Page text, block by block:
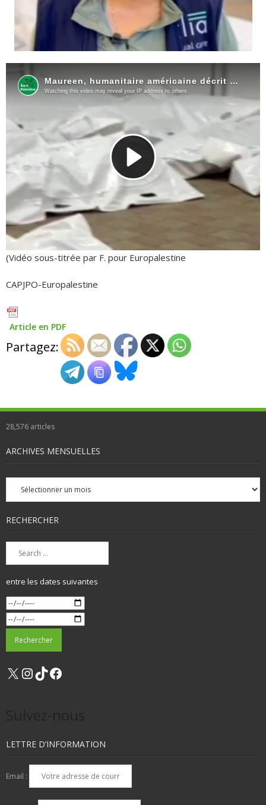
(Vidéo sous-titrée par F. pour Europalestine
CAPJPO-Europalestine
Article en PDF
Partagez:
28,576 articles
ARCHIVES MENSUELLES
Archives
mensuelles
RECHERCHER
entre les dates suivantes
X Instagram
TikTok
LETTRE D’INFORMATION
Email :